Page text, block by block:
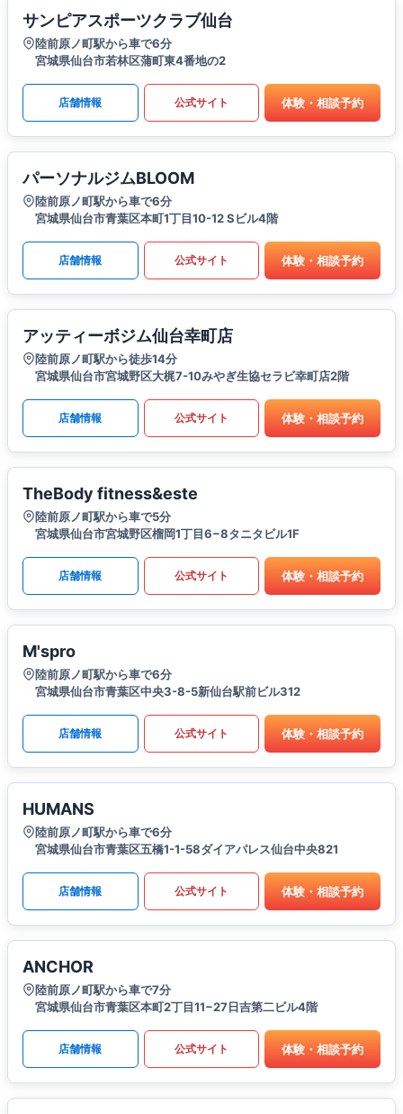
サンピアスポーツクラブ仙台
陸前原ノ町駅から車で6分
宮城県仙台市若林区蒲町東4番地の2
店舗情報 公式サイト 体験・相談予約
パーソナルジムBLOOM
陸前原ノ町駅から車で6分
宮城県仙台市青葉区本町1丁目10-12 Sビル4階
店舗情報 公式サイト 体験・相談予約
アッティーボジム仙台幸町店
陸前原ノ町駅から徒歩14分
宮城県仙台市宮城野区大梶7-10みやぎ生協セラビ幸町店2階
店舗情報 公式サイト 体験・相談予約
TheBody fitness&este
陸前原ノ町駅から車で5分
宮城県仙台市宮城野区榴岡1丁目6−8タニタビル1F
店舗情報 公式サイト 体験・相談予約
M'spro
陸前原ノ町駅から車で6分
宮城県仙台市青葉区中央3-8-5新仙台駅前ビル312
店舗情報 公式サイト 体験・相談予約
HUMANS
陸前原ノ町駅から車で6分
宮城県仙台市青葉区五橋1-1-58ダイアパレス仙台中央821
店舗情報 公式サイト 体験・相談予約
ANCHOR
陸前原ノ町駅から車で7分
宮城県仙台市青葉区本町2丁目11−27日吉第二ビル4階
店舗情報 公式サイト 体験・相談予約